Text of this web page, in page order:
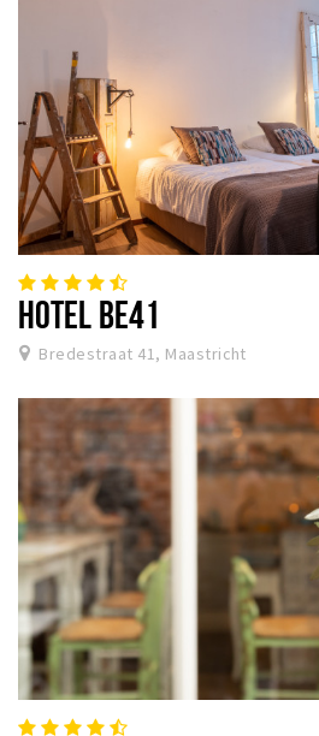
HOTEL BE41
Bredestraat 41, Maastricht